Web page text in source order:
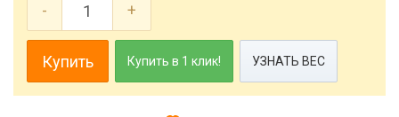
- +
Купить Купить в 1 клик! УЗНАТЬ ВЕС